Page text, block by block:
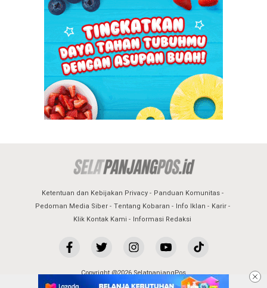
Ketentuan dan Kebijakan Privacy
Panduan Komunitas
Pedoman Media Siber
Tentang Kobaran Info Iklan
Karir
Klik Kontak Kami
Informasi Redaksi
Copyright @2026 SelatpanjangPos
All Rights Reserved